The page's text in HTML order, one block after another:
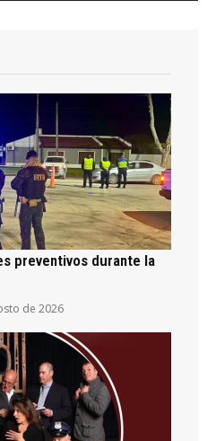
preventivos durante la
de 2026